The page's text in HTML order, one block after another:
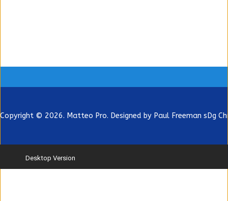
Copyright © 2026. Matteo Pro. Designed by Paul Freeman sDg
Desktop Version